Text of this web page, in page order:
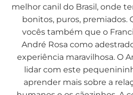
melhor canil do Brasil, onde
bonitos, puros, premiados.
vocês também que o
André Rosa como
experiência maravilhosa. O
lidar com este
aprender mais sobre a